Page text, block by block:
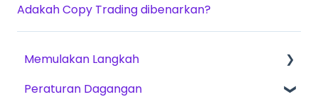
Adakah Copy Trading dibenarkan?
Memulakan Langkah
Cara Bermula
Peraturan Dagangan